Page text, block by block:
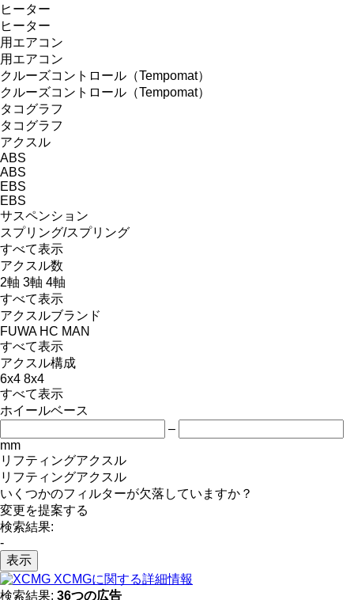
ヒーター
ヒーター
用エアコン
用エアコン
クルーズコントロール（Tempomat）
クルーズコントロール（Tempomat）
タコグラフ
タコグラフ
アクスル
ABS
ABS
EBS
EBS
サスペンション
スプリング/スプリング
すべて表示
アクスル数
2軸 3軸 4軸
すべて表示
アクスルブランド
FUWA HC MAN
すべて表示
アクスル構成
6x4 8x4
すべて表示
ホイールベース
–
mm
リフティングアクスル
リフティングアクスル
いくつかのフィルターが欠落していますか？
変更を提案する
検索結果:
-
表示
XCMGに関する詳細情報
検索結果: 36つの広告